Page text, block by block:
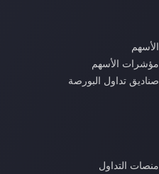
الأسهم
مؤشرات الأسهم
صناديق تداول البورصة
منصات التداول